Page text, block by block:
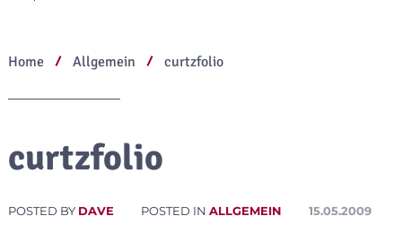
Home Allgemein curtzfolio
curtzfolio
POSTED BY DAVE POSTED IN ALLGEMEIN 15.05.2009